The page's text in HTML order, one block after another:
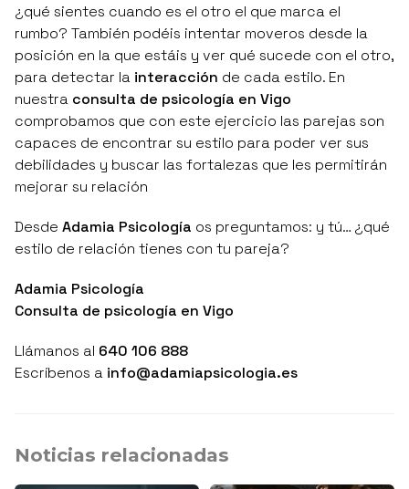
¿qué sientes cuando es el otro el que marca el
rumbo? También podéis intentar moveros desde la
posición en la que estáis y ver qué sucede con el otro,
para detectar la interacción de cada estilo. En
nuestra consulta de psicología en Vigo
comprobamos que con este ejercicio las parejas son
capaces de encontrar su estilo para poder ver sus
debilidades y buscar las fortalezas que les permitirán
mejorar su relación
Desde Adamia Psicología os preguntamos: y tú… ¿qué
estilo de relación tienes con tu pareja?
Adamia Psicología
Consulta de psicología en Vigo
Llámanos al 640 106 888
Escríbenos a info@adamiapsicologia.es
Noticias relacionadas